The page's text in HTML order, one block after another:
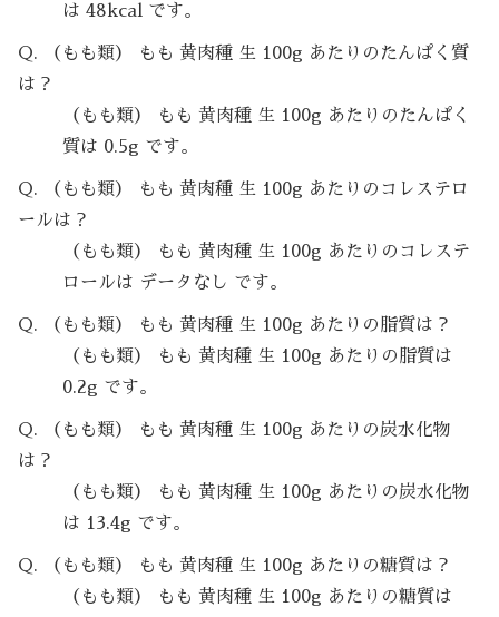
は 48kcal です。
Q. （もも類） もも 黄肉種 生 100g あたりのたんぱく質
は？
（もも類） もも 黄肉種 生 100g あたりのたんぱく
質は 0.5g です。
Q. （もも類） もも 黄肉種 生 100g あたりのコレステロ
ールは？
（もも類） もも 黄肉種 生 100g あたりのコレステ
ロールは データなし です。
Q. （もも類） もも 黄肉種 生 100g あたりの脂質は？
（もも類） もも 黄肉種 生 100g あたりの脂質は
0.2g です。
Q. （もも類） もも 黄肉種 生 100g あたりの炭水化物
は？
（もも類） もも 黄肉種 生 100g あたりの炭水化物
は 13.4g です。
Q. （もも類） もも 黄肉種 生 100g あたりの糖質は？
（もも類） もも 黄肉種 生 100g あたりの糖質は